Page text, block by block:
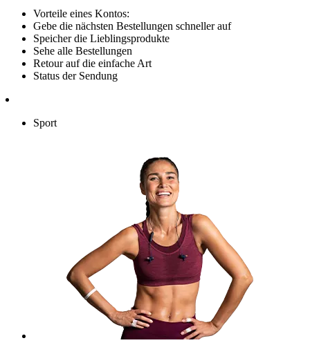
Vorteile eines Kontos:
Gebe die nächsten Bestellungen schneller auf
Speicher die Lieblingsprodukte
Sehe alle Bestellungen
Retour auf die einfache Art
Status der Sendung
Sport